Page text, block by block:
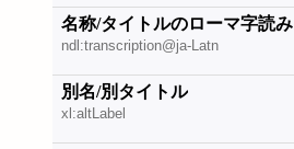
名称/タイトルのローマ字読み
ndl:transcription@ja-Latn
別名/別タイトル
xl:altLabel